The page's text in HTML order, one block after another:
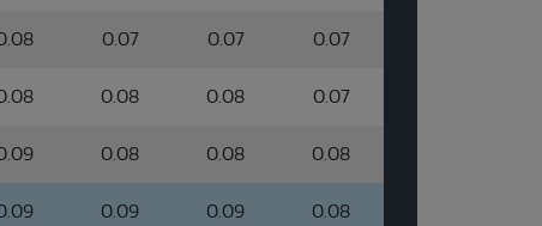
0.07 0.07 0.07
0.08 0.08 0.07
0.08 0.08 0.08
0.09 0.09 0.08